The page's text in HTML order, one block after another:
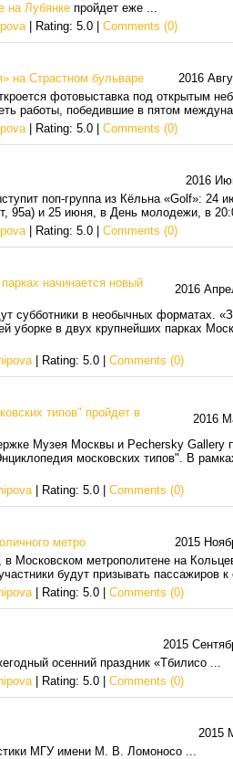
на Лубянке пройдет еже ...
| Rating: 5.0 | Comments (0)
на Страстном бульваре
2016
фотовыставка под открытым
работы, победившие в пятом
| Rating: 5.0 | Comments (0)
2016
поп-группа из Кёльна «Golf»: 24
95а) и 25 июня, в День молодежи, в
| Rating: 5.0 | Comments (0)
начинается новый
2016
субботники в необычных форматах.
уборке в двух крупнейших парках
| Rating: 5.0 | Comments (0)
типов" пройдет в
2016
Музея Москвы и Pechersky Gallery
московских типов". В
| Rating: 5.0 | Comments (0)
метро
2015
Московском метрополитене на
будут призывать пассажиров
| Rating: 5.0 | Comments (0)
2015
осенний праздник «Тбилисо ...
| Rating: 5.0 | Comments (0)
2015
МГУ имени М. В. Ломоносо ...